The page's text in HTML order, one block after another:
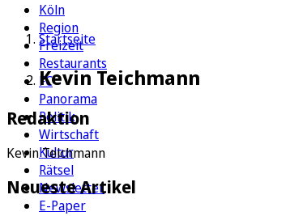
Köln
Region
Freizeit
Restaurants
FC
Panorama
Politik
Wirtschaft
Kultur
Rätsel
Newsletter
E-Paper
Startseite
Kevin Teichmann
Redaktion
Kevin Teichmann
Neueste Artikel